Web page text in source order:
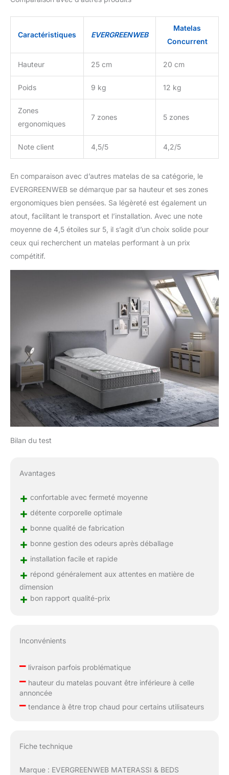
coffret, Facile à
transporter. Une fois
reprendra sa forme
EVERGREENWEB
Caractéristiques EVERGREENWEB
Matelas
Concurrent
Hauteur 25 cm 20 cm
Poids 9 kg 12 kg
Zones
ergonomiques
7 zones 5 zones
Note client 4,5/5 4,2/5
En comparaison avec d’autres matelas de sa catégorie, le
EVERGREENWEB se démarque par sa hauteur et ses zones
ergonomiques bien pensées. Sa légèreté est également un
atout, facilitant le transport et l’installation. Avec une note
moyenne de 4,5 étoiles sur 5, il s’agit d’un choix solide pour
ceux qui recherchent un matelas performant à un prix
compétitif.
Bilan du test
Avantages
+ confortable avec fermeté moyenne
+ détente corporelle optimale
+ bonne qualité de fabrication
+ bonne gestion des odeurs après déballage
+ installation facile et rapide
+ répond généralement aux attentes en matière de
dimension
+ bon rapport qualité-prix
Inconvénients
–livraison parfois problématique
–hauteur du matelas pouvant être inférieure à celle
annoncée
–tendance à être trop chaud pour certains utilisateurs
Fiche technique
Marque : EVERGREENWEB MATERASSI & BEDS